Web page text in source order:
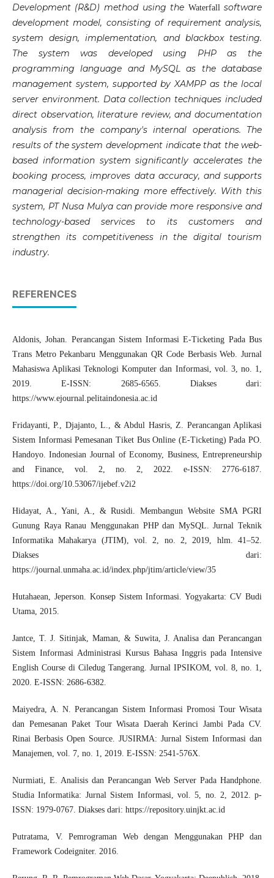
Development (R&D) method using the Waterfallsoftware
development model, consisting of requirement analysis,
system design, implementation, and blackbox testing.
The system was developed using PHP as the
programming language and MySQL as the database
management system, supported by XAMPP as the local
server environment. Data collection techniques included
direct observation, literature review, and documentation
analysis from the company's internal operations. The
results of the system development indicate that the web-
based information system significantly accelerates the
booking process, improves data accuracy, and supports
managerial decision-making more effectively. With this
system, PT Nusa Mulya can provide more responsive and
technology-based services to its customers and
strengthen its competitiveness in the digital tourism
industry.
REFERENCES
Aldonis, Johan. Perancangan Sistem Informasi E-Ticketing Pada Bus
Trans Metro Pekanbaru Menggunakan QR Code Berbasis Web. Jurnal
Mahasiswa Aplikasi Teknologi Komputer dan Informasi, vol. 3, no. 1,
2019. E-ISSN: 2685-6565. Diakses dari:
https://www.ejournal.pelitaindonesia.ac.id
Fridayanti, P., Djajanto, L., & Abdul Hasris, Z. Perancangan Aplikasi
Sistem Informasi Pemesanan Tiket Bus Online (E-Ticketing) Pada PO.
Handoyo. Indonesian Journal of Economy, Business, Entrepreneurship
and Finance, vol. 2, no. 2, 2022. e-ISSN: 2776-6187.
https://doi.org/10.53067/ijebef.v2i2
Hidayat, A., Yani, A., & Rusidi. Membangun Website SMA PGRI
Gunung Raya Ranau Menggunakan PHP dan MySQL. Jurnal Teknik
Informatika Mahakarya (JTIM), vol. 2, no. 2, 2019, hlm. 41–52.
Diakses dari:
https://journal.unmaha.ac.id/index.php/jtim/article/view/35
Hutahaean, Jeperson. Konsep Sistem Informasi. Yogyakarta: CV Budi
Utama, 2015.
Jantce, T. J. Sitinjak, Maman, & Suwita, J. Analisa dan Perancangan
Sistem Informasi Administrasi Kursus Bahasa Inggris pada Intensive
English Course di Ciledug Tangerang. Jurnal IPSIKOM, vol. 8, no. 1,
2020. E-ISSN: 2686-6382.
Maiyedra, A. N. Perancangan Sistem Informasi Promosi Tour Wisata
dan Pemesanan Paket Tour Wisata Daerah Kerinci Jambi Pada CV.
Rinai Berbasis Open Source. JUSIRMA: Jurnal Sistem Informasi dan
Manajemen, vol. 7, no. 1, 2019. E-ISSN: 2541-576X.
Nurmiati, E. Analisis dan Perancangan Web Server Pada Handphone.
Studia Informatika: Jurnal Sistem Informasi, vol. 5, no. 2, 2012. p-
ISSN: 1979-0767. Diakses dari: https://repository.uinjkt.ac.id
Putratama, V. Pemrograman Web dengan Menggunakan PHP dan
Framework Codeigniter. 2016.